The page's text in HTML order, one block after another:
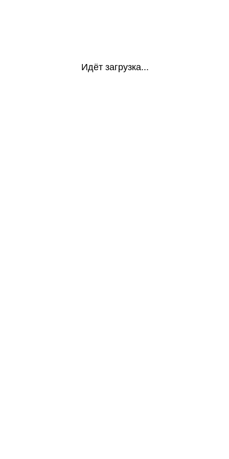
Идёт загрузка...